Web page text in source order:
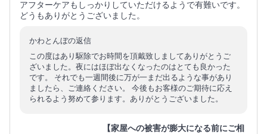
アフターケアもしっかりしていただけるようで有難いです。
どうもありがとうございました。
かわとんぼの返信
この度はあり駆除でお時間を頂戴致しましてありがとうご
ざいました。夜にはほぼ出なくなったのはとても良かった
です。 それでも一週間後に万が一まだ出るような事があり
ましたら、ご連絡ください。 今後もお客様のご期待に応え
られるよう努めて参ります。ありがとうございました。
【家屋への被害が膨大になる前にご相